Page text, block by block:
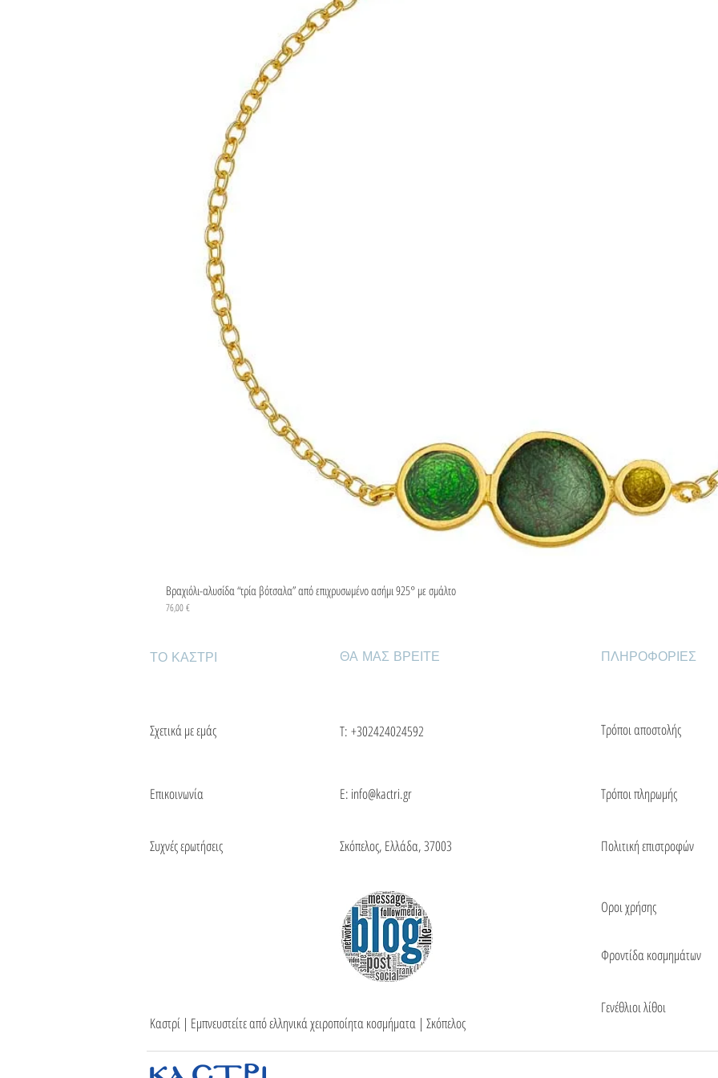
Βραχιόλι-αλυσίδα “τρία βότσαλα” από επιχρυσωμένο ασήμι 925° με σμάλτο
Τιμή
76,00 €
ΤΟ ΚΑΣΤΡΙ
Σχετικά με εμάς
Επικοινωνία
Συχνές ερωτήσεις
ΘΑ ΜΑΣ ΒΡΕΙΤΕ
Τ: +302424024592
Ε: info@kactri.gr
Σκόπελος, Ελλάδα, 37003
ΠΛΗΡΟΦΟΡΙΕΣ
Τρόποι αποστολής
Τρόποι πληρωμής
Πολιτική επιστροφών
Οροι χρήσης
Φροντίδα κοσμημάτων
Γενέθλιοι λίθοι
Καστρί | Εμπνευστείτε από ελληνικά χειροποίητα κοσμήματα | Σκόπελος